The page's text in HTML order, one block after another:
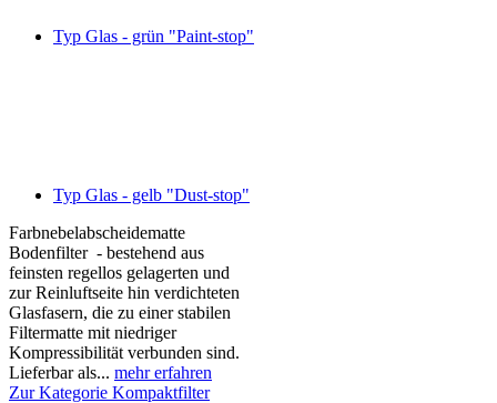
Typ Glas - grün "Paint-stop"
Typ Glas - gelb "Dust-stop"
Farbnebelabscheidematte
Bodenfilter - bestehend aus
feinsten regellos gelagerten und
zur Reinluftseite hin verdichteten
Glasfasern, die zu einer stabilen
Filtermatte mit niedriger
Kompressibilität verbunden sind.
Lieferbar als... mehr erfahren
Zur Kategorie Kompaktfilter